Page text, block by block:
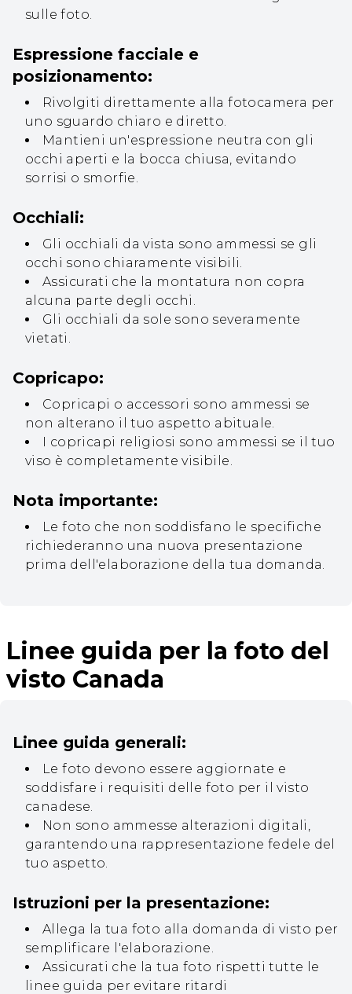
sulle foto.
Espressione facciale e
posizionamento:
Rivolgiti direttamente alla fotocamera per
uno sguardo chiaro e diretto.
Mantieni un'espressione neutra con gli
occhi aperti e la bocca chiusa, evitando
sorrisi o smorfie.
Occhiali:
Gli occhiali da vista sono ammessi se gli
occhi sono chiaramente visibili.
Assicurati che la montatura non copra
alcuna parte degli occhi.
Gli occhiali da sole sono severamente
vietati.
Copricapo:
Copricapi o accessori sono ammessi se
non alterano il tuo aspetto abituale.
I copricapi religiosi sono ammessi se il tuo
viso è completamente visibile.
Nota importante:
Le foto che non soddisfano le specifiche
richiederanno una nuova presentazione
prima dell'elaborazione della tua domanda.
Linee guida per la foto del
visto Canada
Linee guida generali:
Le foto devono essere aggiornate e
soddisfare i requisiti delle foto per il visto
canadese.
Non sono ammesse alterazioni digitali,
garantendo una rappresentazione fedele del
tuo aspetto.
Istruzioni per la presentazione:
Allega la tua foto alla domanda di visto per
semplificare l'elaborazione.
Assicurati che la tua foto rispetti tutte le
linee guida per evitare ritardi